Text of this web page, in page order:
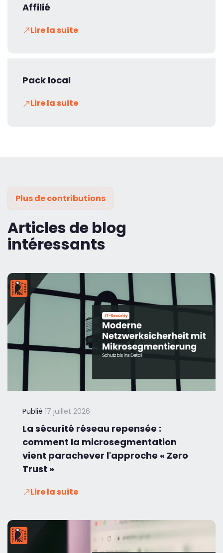
Affilié
Lire la suite
Pack local
Lire la suite
Plus de contributions
Articles de blog
intéressants
Publié 17 juillet 2026
La sécurité réseau repensée :
comment la microsegmentation
vient parachever l'approche « Zero
Trust »
Lire la suite